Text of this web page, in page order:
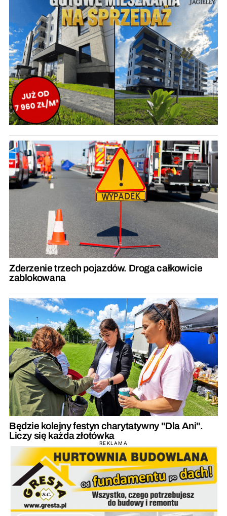
Zderzenie trzech pojazdów. Droga całkowicie
zablokowana
Będzie kolejny festyn charytatywny "Dla Ani".
Liczy się każda złotówka
REKLAMA